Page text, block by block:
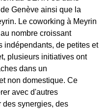
Genève ainsi que la
Le coworking à Meyrin
nombre croissant
indépendants, de petites et
plusieurs initiatives ont
dans un
non domestique. Ce
avec d'autres
des synergies, des